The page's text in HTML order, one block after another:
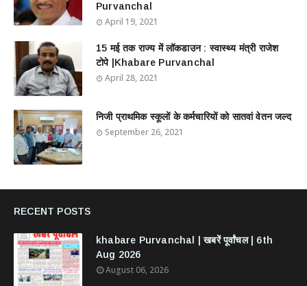
Purvanchal
April 19, 2021
15 मई तक राज्य में लॉकडाउन : स्वास्थ्य मंत्री राजेश
टोपे |Khabare Purvanchal
April 28, 2021
निजी प्राथमिक स्कूलों के कर्मचारियों को सातवां वेतन जल्द
September 26, 2021
RECENT POSTS
khabare Purvanchal | खबरें पूर्वांचल | 6th
Aug 2026
August 06, 2026